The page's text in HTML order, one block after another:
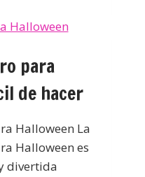
para
de hacer
Halloween La
Halloween es
divertida